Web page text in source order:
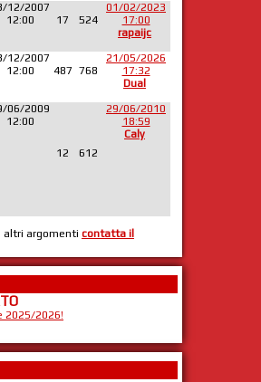
12/2007
12:00
17 524
01/02/2023
17:00
rapaijc
12/2007
12:00
487 768
21/05/2026
17:32
Dual
06/2009
12:00
12 612
29/06/2010
18:59
Caly
altri argomenti contatta il
2025/2026!